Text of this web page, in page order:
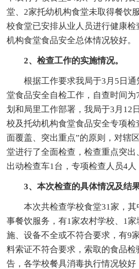
堂、2家托幼机构食堂未取得餐饮
校食堂已安排从业人员进行健康
机构食堂食品安全总体情况较好。
2、检查工作的实施情况。
根据工作要求我局于3月5日通
堂食品安全自检工作，自查时间
划和局里工作部署，我局于3月12
校及托幼机构食堂食品安全专项检
面覆盖、突出重点”的原则，对辖
堂进行了全面检查，检查重点突
出动检查车1台，专项检查人员4人
3、本次检查的具体情况及结
本次共检查学校食堂31家，其
事餐饮服务，有1家农村学校、1
施、设备不全或不符合要求，有9
料索证不符合要求，索取的食品检
告，各学校餐具消毒执行情况较